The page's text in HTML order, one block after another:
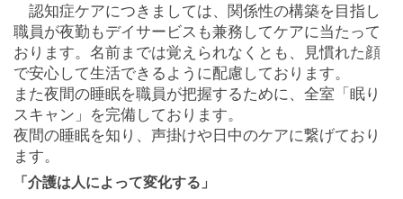
認知症ケアにつきましては、関係性の構築を目指し
職員が夜勤もデイサービスも兼務してケアに当たって
おります。名前までは覚えられなくとも、見慣れた顔
で安心して生活できるように配慮しております。
また夜間の睡眠を職員が把握するために、全室「眠り
スキャン」を完備しております。
夜間の睡眠を知り、声掛けや日中のケアに繋げており
ます。
「介護は人によって変化する」